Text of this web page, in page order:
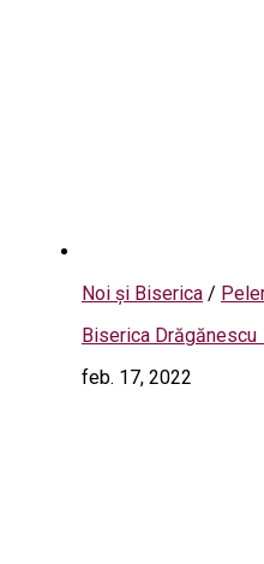
Noi și Biserica /
Biserica
feb. 17, 2022